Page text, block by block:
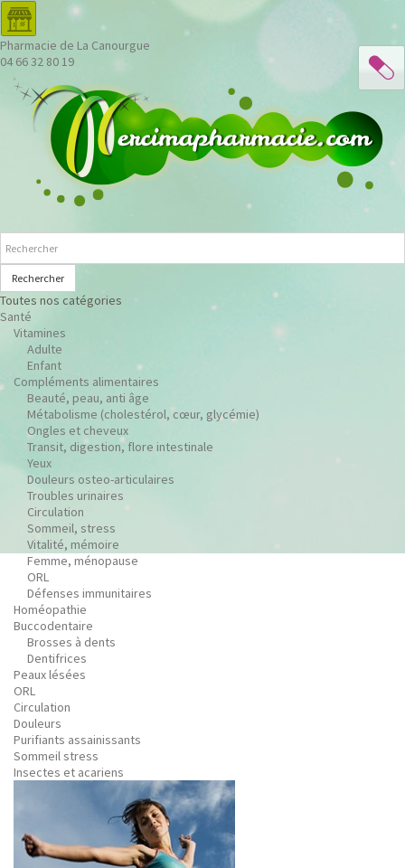
Pharmacie de La Canourgue
04 66 32 80 19
Rechercher
Toutes nos catégories
Santé
Vitamines
Adulte
Enfant
Compléments alimentaires
Beauté, peau, anti âge
Métabolisme (cholestérol, cœur, glycémie)
Ongles et cheveux
Transit, digestion, flore intestinale
Yeux
Douleurs osteo-articulaires
Troubles urinaires
Circulation
Sommeil, stress
Vitalité, mémoire
Femme, ménopause
ORL
Défenses immunitaires
Homéopathie
Buccodentaire
Brosses à dents
Dentifrices
Peaux lésées
ORL
Circulation
Douleurs
Purifiants assainissants
Sommeil stress
Insectes et acariens